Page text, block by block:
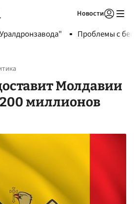
Новости
Проблемы с
Молдавии
миллионов